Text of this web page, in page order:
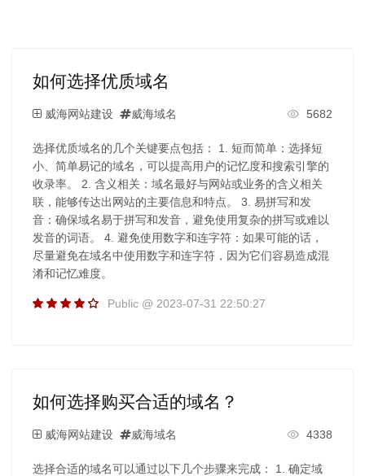
如何选择优质域名
威海网站建设 威海域名 5682
选择优质域名的几个关键要点包括： 1. 短而简单：选择短
小、简单易记的域名，可以提高用户的记忆度和搜索引擎的
收录率。 2. 含义相关：域名最好与网站或业务的含义相关
联，能够传达出网站的主要信息和特点。 3. 易拼写和发
音：确保域名易于拼写和发音，避免使用复杂的拼写或难以
发音的词语。 4. 避免使用数字和连字符：如果可能的话，
尽量避免在域名中使用数字和连字符，因为它们容易造成混
淆和记忆难度。
Public @ 2023-07-31 22:50:27
如何选择购买合适的域名？
威海网站建设 威海域名 4338
选择合适的域名可以通过以下几个步骤来完成： 1. 确定域